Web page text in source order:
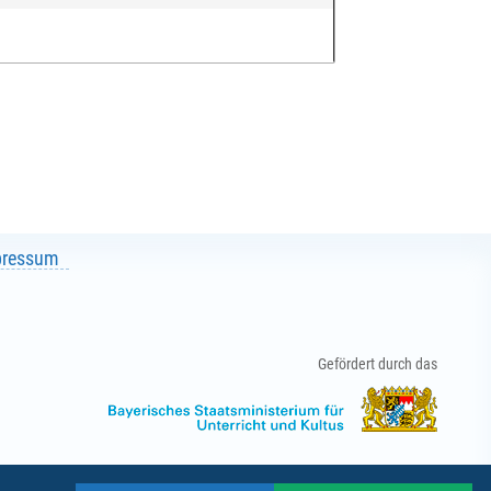
Gefördert durch das